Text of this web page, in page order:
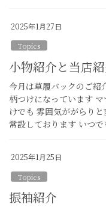
2025年1月27日
Topics
小物紹介と当店
今月は草履バックのご紹
柄つけになっています
けでも 雰囲気ががらり
常設しております いつ
2025年1月25日
Topics
振袖紹介